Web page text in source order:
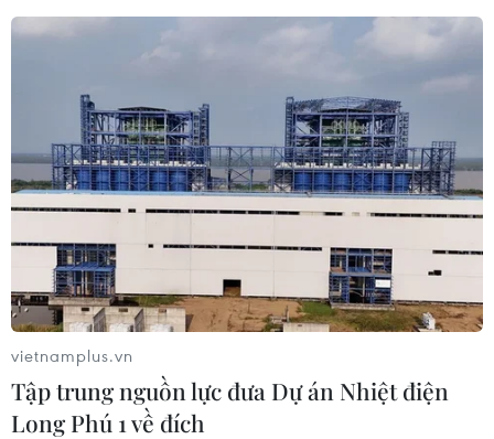
vietnamplus.vn
Tập trung nguồn lực đưa Dự án Nhiệt điện
Long Phú 1 về đích